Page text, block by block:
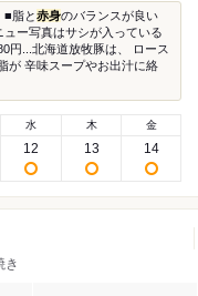
脂と赤身のバランスが良い
ー写真はサシが入っている
円...北海道放牧豚は、 ロース
が 辛味スープやお出汁に絡
水
12
木
13
金
14
き